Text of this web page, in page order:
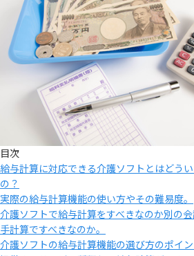
目次
給与計算に対応できる介護ソフトとはどう
の？
実際の給与計算機能の使い方やその難易度。
介護ソフトで給与計算をすべきなのか別の
手計算ですべきなのか。
介護ソフトの給与計算機能の選び方のポイン